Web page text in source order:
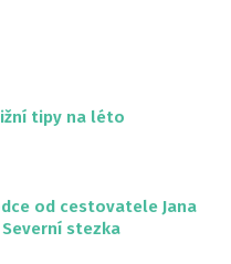
tipy na léto
od cestovatele Jana
Severní stezka